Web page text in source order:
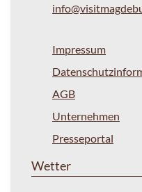
Impressum
AGB
Unternehmen
Presseportal
Wetter